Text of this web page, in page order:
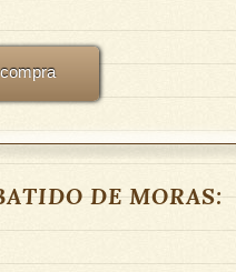
DE MORAS: